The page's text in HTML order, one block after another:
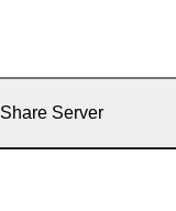
Share Server